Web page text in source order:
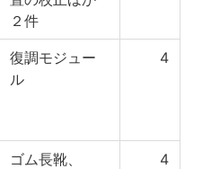
２件
復調モジュー
ル
4
ゴム長靴、
4